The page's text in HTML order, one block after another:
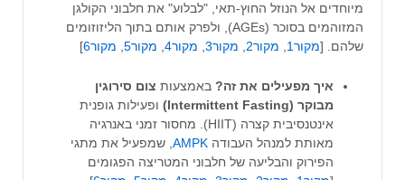
מיוחדים אל הנוזל החוץ-תאי, "לבלוע" את חלבוני הקולגן
המזוהמים בסוכר (AGEs), ולפרק אותם בתוך הליזוזומים
שלהם. [מקור1 , מקור2 , מקור3 , מקור4 , מקור5 , מקור6 ]
איך מפעילים את זה?באמצעות צום סירוגין
מבוקר (Intermittent Fasting)
ופעילות גופנית
אינטנסיבית קצרה (HIIT). מחסור זמני באנרגיה
מאותת למנהל העבודה AMPK, שמפעיל את מתגי
הפירוק והבליעה של חלבוני המטריצה הפגומים